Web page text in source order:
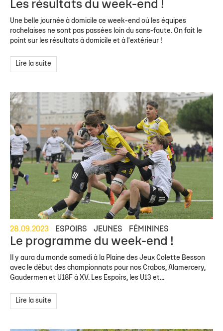
Les résultats du week-end !
Une belle journée à domicile ce week-end où les équipes
rochelaises ne sont pas passées loin du sans-faute. On fait le
point sur les résultats à domicile et à l'extérieur !
Lire la suite
28.09.2023 ESPOIRS JEUNES FÉMININES
Le programme du week-end !
Il y aura du monde samedi à la Plaine des Jeux Colette Besson
avec le début des championnats pour nos Crabos, Alamercery,
Gaudermen et U18F à XV. Les Espoirs, les U13 et...
Lire la suite